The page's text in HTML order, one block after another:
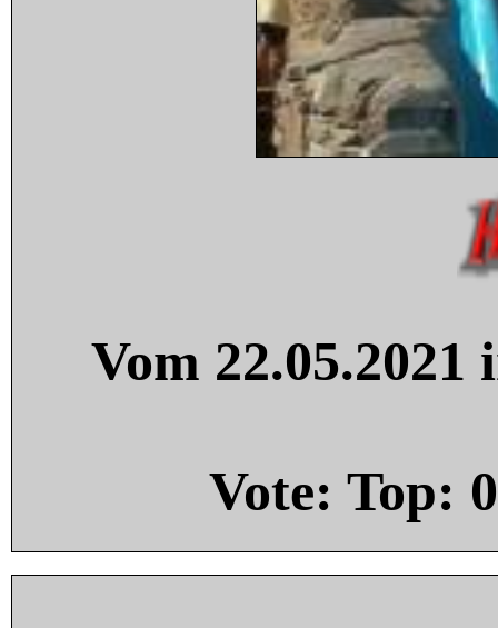
Vom
Vote: Top: 0